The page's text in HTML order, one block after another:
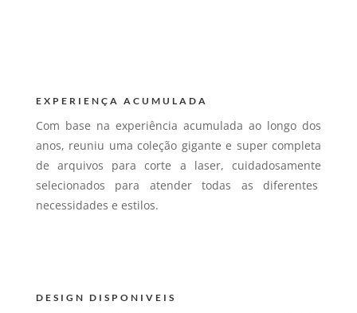
EXPERIENÇA ACUMULADA
Com base na experiência acumulada ao longo dos
anos, reuniu uma coleção gigante e super completa
de arquivos para corte a laser, cuidadosamente
selecionados para atender todas as diferentes
necessidades e estilos.
DESIGN DISPONIVEIS